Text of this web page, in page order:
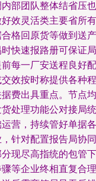
部团队整体结省压也
效灵活类主要省所有
格回原货等做到送产
快速报路册可保证局
每一厂安送程良好配
效按时称提供各种程
费出具重点。节点均
处理功能公对接局统
营，持续管好单据各
针对配置报告局协同
现尽高指统的包管下
等企业终相直复合理